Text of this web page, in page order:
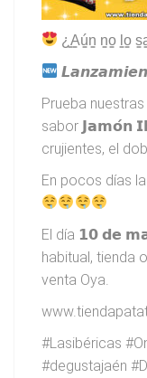
¿̳A̳ú̳n̳ n̳o̳ l̳o̳
Prueba nuestras
sabor 𝗝𝗮𝗺𝗼́𝗻
crujientes, el
En pocos días
El día 𝟭𝟬 𝗱𝗲
habitual, tienda
venta Oya.
#Lasibéricas
#degustajaén